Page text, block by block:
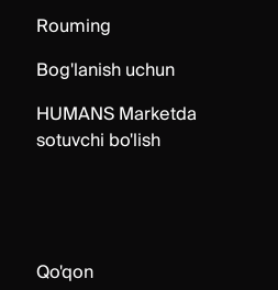
Rouming
Bog'lanish uchun
HUMANS Marketda
sotuvchi bo'lish
Qo'qon